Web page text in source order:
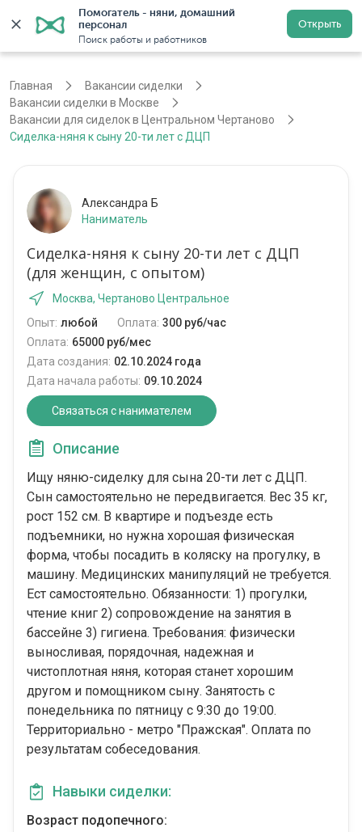
Помогатель - няни, домашний
персонал
Поиск работы и работников
Открыть
Регистрация
Главная
Вакансии сиделки
Вакансии сиделки в Москве
Вакансии для сиделок в Центральном Чертаново
Сиделка-няня к сыну 20-ти лет с ДЦП
Александра Б
Наниматель
Сиделка-няня к сыну 20-ти лет с ДЦП
(для женщин, с опытом)
Москва, Чертаново Центральное
Опыт: любой Оплата: 300 руб/час
Оплата: 65000 руб/мес
Дата создания: 02.10.2024 года
Дата начала работы: 09.10.2024
Связаться с нанимателем
Описание
Ищу няню-сиделку для сына 20-ти лет с ДЦП.
Сын самостоятельно не передвигается. Вес 35 кг,
рост 152 см. В квартире и подъезде есть
подъемники, но нужна хорошая физическая
форма, чтобы посадить в коляску на прогулку, в
машину. Медицинских манипуляций не требуется.
Ест самостоятельно. Обязанности: 1) прогулки,
чтение книг 2) сопровождение на занятия в
бассейне 3) гигиена. Требования: физически
выносливая, порядочная, надежная и
чистоплотная няня, которая станет хорошим
другом и помощником сыну. Занятость с
понедельника по пятницу с 9:30 до 19:00.
Территориально - метро "Пражская". Оплата по
результатам собеседования.
Навыки сиделки:
Возраст подопечного: